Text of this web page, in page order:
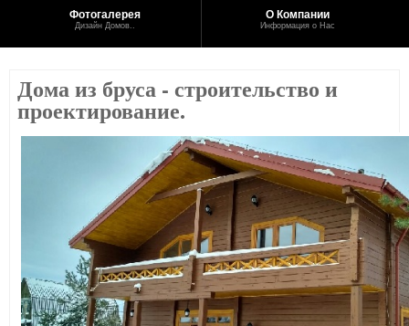
Фотогалерея
Дизайн Домов..
О Компании
Информация о Нас
Дома из бруса - строительство и
проектирование.